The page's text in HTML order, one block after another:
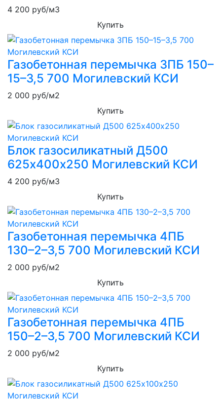
4 200 руб/м3
Купить
Газобетонная перемычка 3ПБ 150–
15–3,5 700 Могилевский КСИ
2 000 руб/м2
Купить
Блок газосиликатный Д500
625х400х250 Могилевский КСИ
4 200 руб/м3
Купить
Газобетонная перемычка 4ПБ
130–2–3,5 700 Могилевский КСИ
2 000 руб/м2
Купить
Газобетонная перемычка 4ПБ
150–2–3,5 700 Могилевский КСИ
2 000 руб/м2
Купить